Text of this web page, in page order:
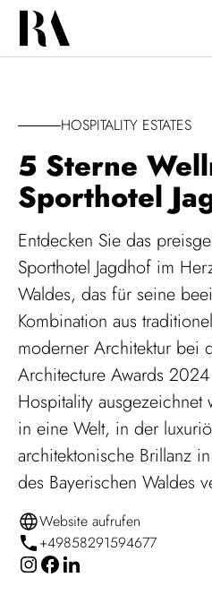
HOSPITALITY ESTATES
5 Sterne
Sporthotel
Entdecken Sie das
Sporthotel Jagdhof im
Waldes, das für seine
Kombination aus
moderner Architektur bei
Architecture Awards
Hospitality ausgezeichnet
in eine Welt, in der
architektonische Brillanz
des Bayerischen Waldes
Website aufrufen
+49858291594677